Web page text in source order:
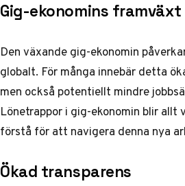
Gig-ekonomins framväxt
Den växande gig-ekonomin
globalt. För många innebär detta
men också potentiellt mindre
Lönetrappor i gig-ekonomin blir allt
förstå för att navigera denna nya
Ökad transparens